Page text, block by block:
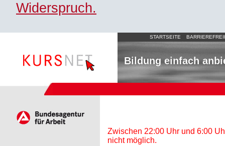
Widerspruch.
STARTSEITE
Bildung einfach
Zwischen 22:00 Uhr und 6:00
nicht möglich.